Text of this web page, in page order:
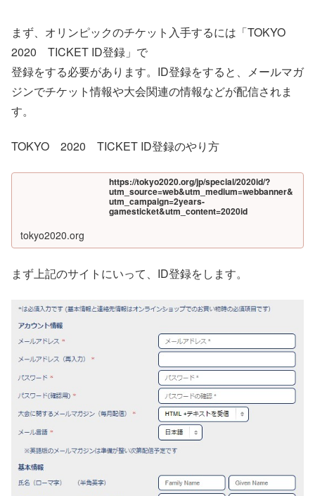
まず、オリンピックのチケット入手するには「TOKYO
2020 TICKET ID登録」で
登録をする必要があります。ID登録をすると、メールマガ
ジンでチケット情報や大会関連の情報などが配信されま
す。
TOKYO 2020 TICKET ID登録のやり方
https://tokyo2020.org/jp/special/2020id/?
utm_source=web&utm_medium=webbanner&
utm_campaign=2years-
gamesticket&utm_content=2020id
tokyo2020.org
まず上記のサイトにいって、ID登録をします。